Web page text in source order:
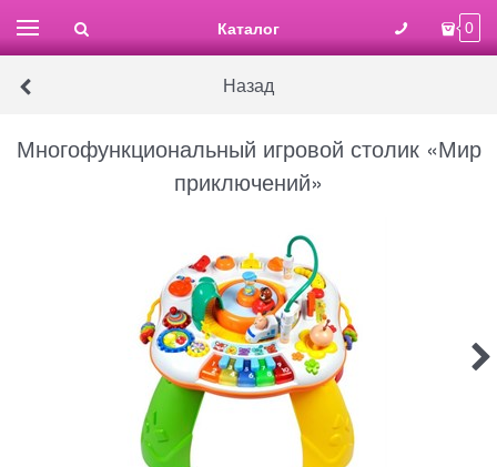
Каталог 0
Назад
Многофункциональный игровой столик «Мир
приключений»